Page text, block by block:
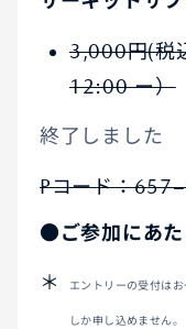
3,000円(
12:00 ー）
終了しました
Pコード：
●ご参加にあた
エントリーの受付は
しか申し込めません。